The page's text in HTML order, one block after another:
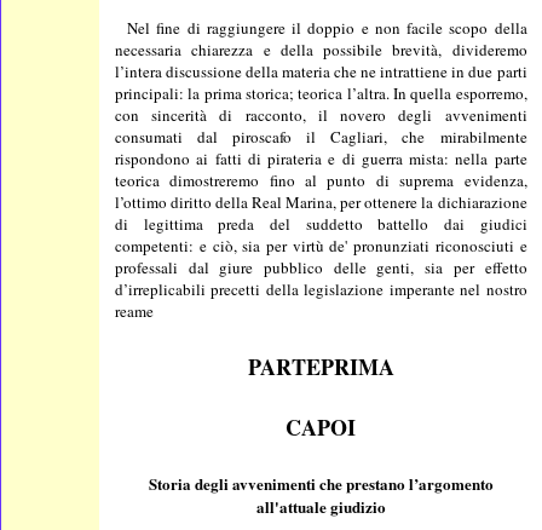
Nel fine di raggiungere il doppio e non facile scopo della
necessaria chiarezza e della possibile brevità, divideremo
l’intera discussione della materia che ne intrattiene in due parti
principali: la prima storica; teorica l’altra. In quella esporremo,
con sincerità di racconto, il novero degli avvenimenti
consumati dal piroscafo il Cagliari, che mirabilmente
rispondono ai fatti di pirateria e di guerra mista: nella parte
teorica dimostreremo fino al punto di suprema evidenza,
l’ottimo diritto della Real Marina, per ottenere la dichiarazione
di legittima preda del suddetto battello dai giudici
competenti: e ciò, sia per virtù de' pronunziati riconosciuti e
professali dal giure pubblico delle genti, sia per effetto
d’irreplicabili precetti della legislazione imperante nel nostro
reame
PARTEPRIMA
CAPOI
Storia degli avvenimenti che prestano l’argomento
all'attuale giudizio